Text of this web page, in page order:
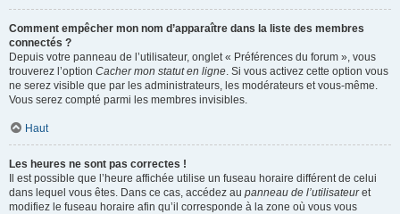
Comment empêcher mon nom d’apparaître dans la liste des membres
connectés ?
Depuis votre panneau de l’utilisateur, onglet « Préférences du forum », vous
trouverez l’option Cacher mon statut en ligne. Si vous activez cette option vous
ne serez visible que par les administrateurs, les modérateurs et vous-même.
Vous serez compté parmi les membres invisibles.
Haut
Les heures ne sont pas correctes !
Il est possible que l’heure affichée utilise un fuseau horaire différent de celui
dans lequel vous êtes. Dans ce cas, accédez au panneau de l’utilisateuret
modifiez le fuseau horaire afin qu’il corresponde à la zone où vous vous